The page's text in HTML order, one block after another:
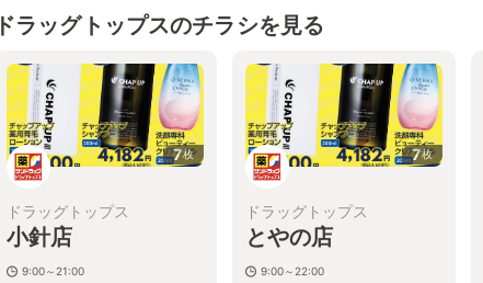
ドラッグトップスのチラシを見る
7枚
ドラッグトップス
小針店
9:00～21:00
7枚
ドラッグトップス
とやの店
9:00～22:00